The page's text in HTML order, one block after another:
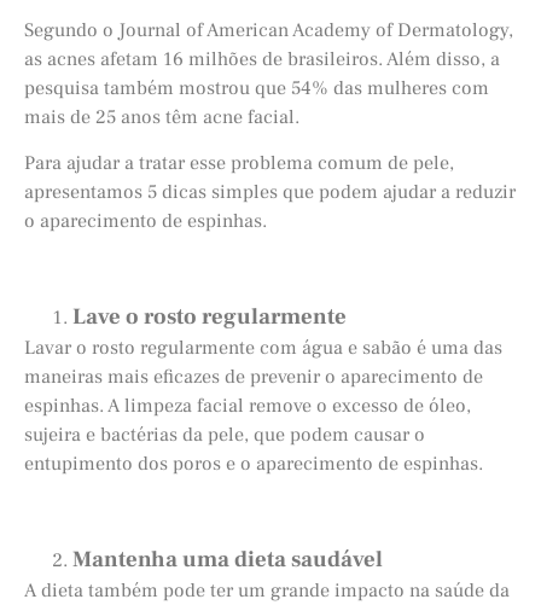
Segundo o Journal of American Academy of Dermatology,
as acnes afetam 16 milhões de brasileiros. Além disso, a
pesquisa também mostrou que 54% das mulheres com
mais de 25 anos têm acne facial.
Para ajudar a tratar esse problema comum de pele,
apresentamos 5 dicas simples que podem ajudar a reduzir
o aparecimento de espinhas.
Lave o rosto regularmente
Lavar o rosto regularmente com água e sabão é uma das
maneiras mais eficazes de prevenir o aparecimento de
espinhas. A limpeza facial remove o excesso de óleo,
sujeira e bactérias da pele, que podem causar o
entupimento dos poros e o aparecimento de espinhas.
Mantenha uma dieta saudável
A dieta também pode ter um grande impacto na saúde da